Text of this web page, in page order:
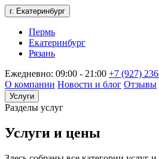
г. Екатеринбург
Пермь
Екатеринбург
Рязань
Ежедневно: 09:00 - 21:00 +7 (927)
О компании Новости и блог Отзывы
Услуги
Разделы услуг
Услуги и цены